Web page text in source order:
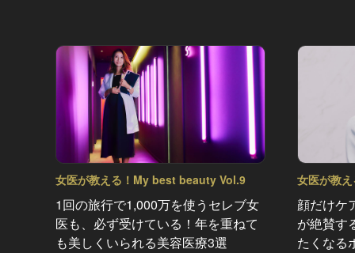
女医が教える！My best beauty Vol.9
1回の旅行で1,000万を使うセレブ女
医も、必ず受けている！年を重ねて
も美しくいられる美容医療3選
女医が教
顔だけケ
が絶賛す
たくなる